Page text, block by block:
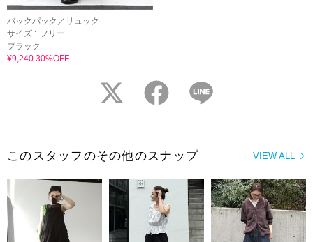
バックパック／リュック
サイズ : フリー
ブラック
¥9,240 30%OFF
twitter facebook
VIEW ALL
このスタッフのその他のスナップ